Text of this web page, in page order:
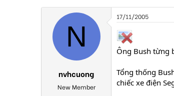
d
ử
N
nvhcuong
New Member
17/11/2005
Ông Bush từng
Tổng thống
chiếc xe điện